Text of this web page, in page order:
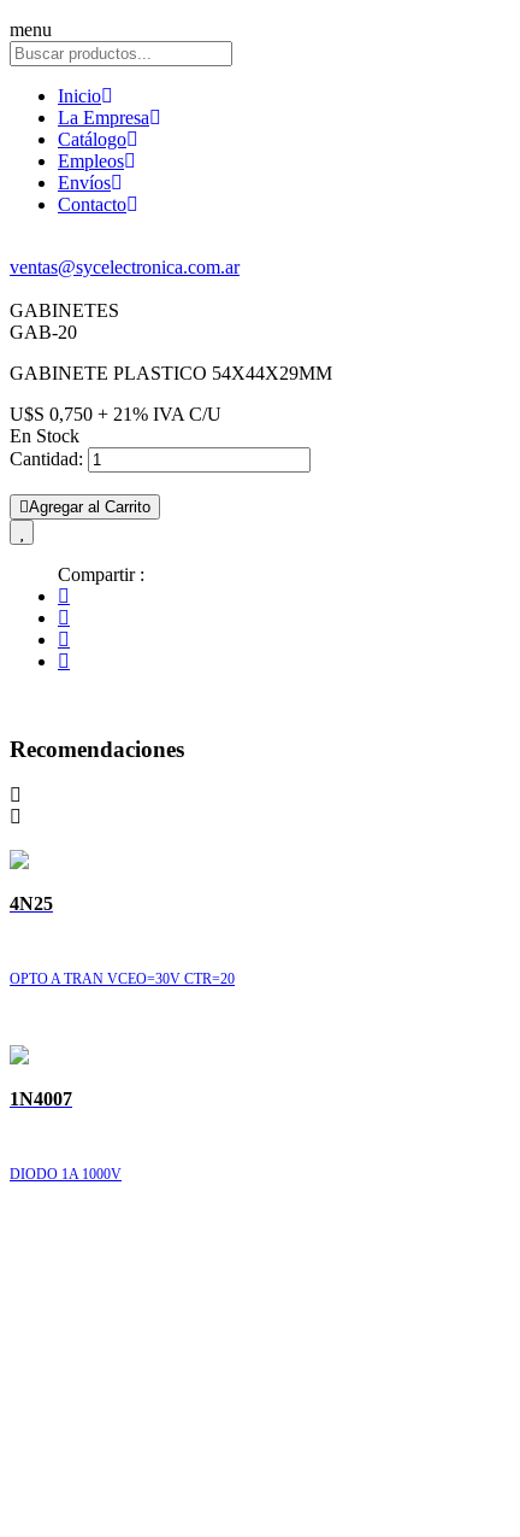
menu
Inicio
La Empresa
Catálogo
Empleos
Envíos
Contacto
ventas@sycelectronica.com.ar
GABINETES
GAB-20
GABINETE PLASTICO 54X44X29MM
U$S 0,750 + 21% IVA C/U
En Stock
Cantidad:
Agregar al Carrito
Compartir :
Recomendaciones
4N25
OPTO A TRAN VCEO=30V CTR=20
1N4007
DIODO 1A 1000V